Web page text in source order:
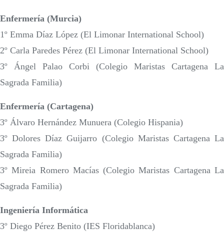
Enfermería (Murcia)
1º Emma Díaz López (El Limonar International School)
2º Carla Paredes Pérez (El Limonar International School)
3º Ángel Palao Corbi (Colegio Maristas Cartagena La
Sagrada Familia)
Enfermería (Cartagena)
3º Álvaro Hernández Munuera (Colegio Hispania)
3º Dolores Díaz Guijarro (Colegio Maristas Cartagena La
Sagrada Familia)
3º Mireia Romero Macías (Colegio Maristas Cartagena La
Sagrada Familia)
Ingeniería Informática
3º Diego Pérez Benito (IES Floridablanca)